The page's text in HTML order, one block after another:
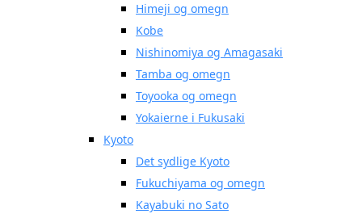
Himeji og omegn
Kobe
Nishinomiya og Amagasaki
Tamba og omegn
Toyooka og omegn
Yokaierne i Fukusaki
Kyoto
Det sydlige Kyoto
Fukuchiyama og omegn
Kayabuki no Sato